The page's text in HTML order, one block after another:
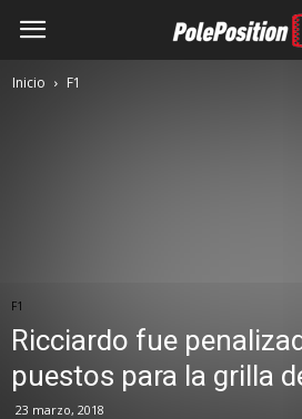
Inicio F1
F1
Ricciardo fue
puestos para la grilla
23 marzo, 2018